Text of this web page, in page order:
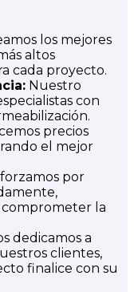
los mejores
altos
cada proyecto.
Nuestro
con
precios
el mejor
por
comprometer la
dedicamos a
clientes,
finalice con su